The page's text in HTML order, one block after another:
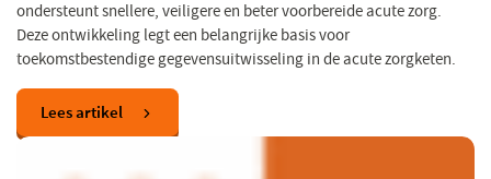
ondersteunt snellere, veiligere en beter voorbereide acute zorg.
Deze ontwikkeling legt een belangrijke basis voor
toekomstbestendige gegevensuitwisseling in de acute zorgketen.
Lees artikel